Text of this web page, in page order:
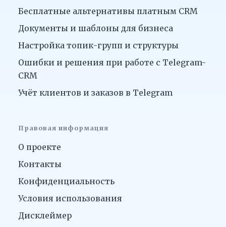
Бесплатные альтернативы платным CRM
Документы и шаблоны для бизнеса
Настройка топик-групп и структуры
Ошибки и решения при работе с Telegram-
CRM
Учёт клиентов и заказов в Telegram
Правовая информация
О проекте
Контакты
Конфиденциальность
Условия использования
Дисклеймер